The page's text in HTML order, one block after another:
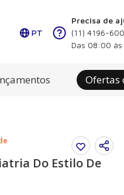
PT
Precisa de
(11) 4196-
Das 08:00
Ofertas
Do Estilo De